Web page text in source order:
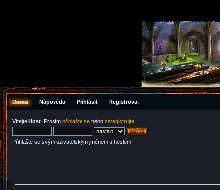
Domů Nápověda Přihlásit Registrovat
Vítejte Host . Prosím přihlašte se nebo zaregistrujte
Přihlašte se svým uživatelským jménem a heslem.